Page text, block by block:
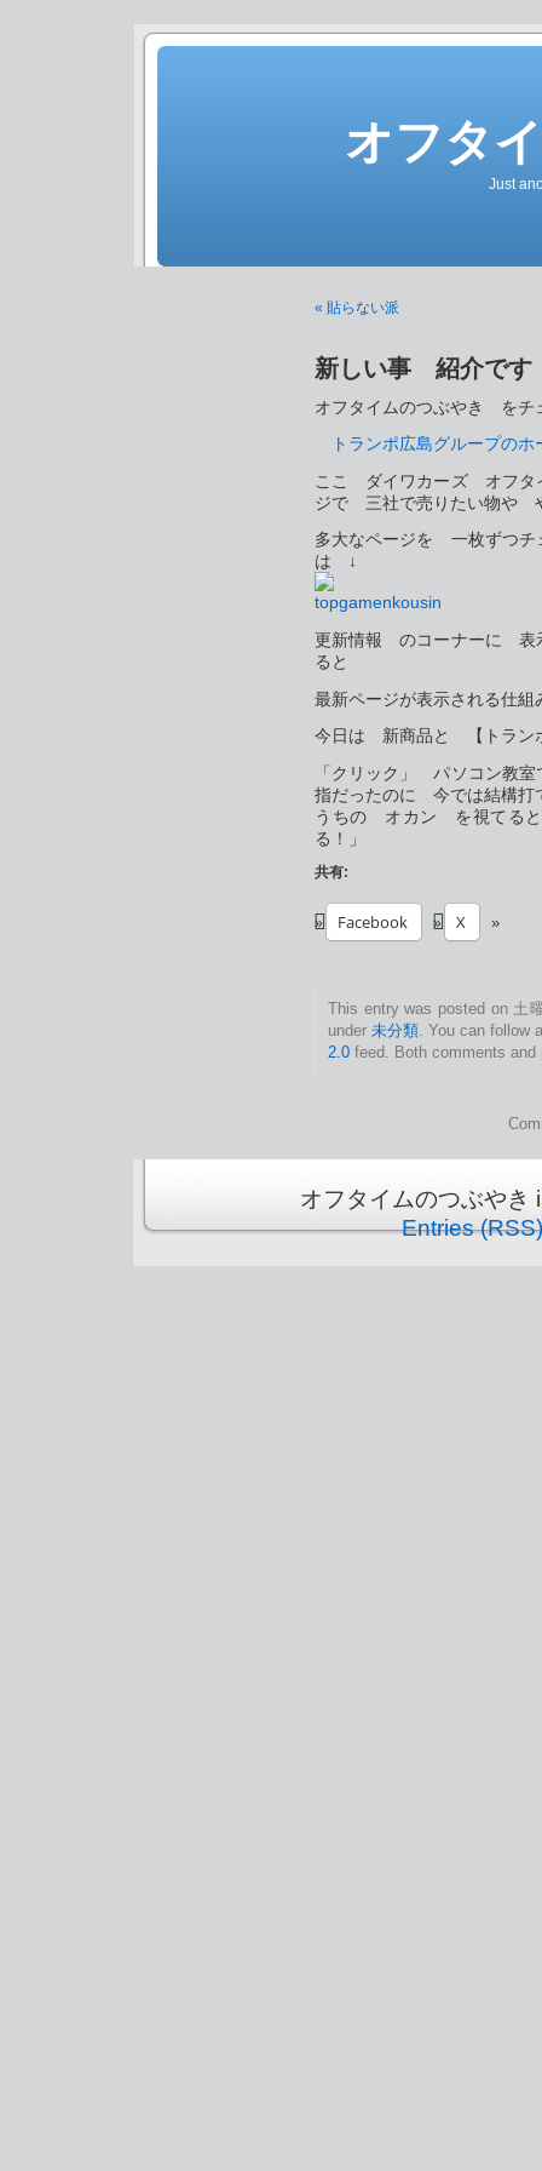
オフタ
Just
« 貼らない派
新しい事 紹介です
オフタイムのつぶやき をチ
トランポ広島グループのホ
ここ ダイワカーズ オフタ
ジで 三社で売りたい物や
多大なページを 一枚ずつ
は ↓
更新情報 のコーナーに 表
ると
最新ページが表示される仕組
今日は 新商品と 【トラン
「クリック」 パソコン教
指だったのに 今では結構
うちの オカン を視てる
る！」
共有:
Facebook X
This entry was posted on 土
under 未分類. You can follow
2.0 feed. Both comments
オフタイムのつぶや
Entries (RSS)